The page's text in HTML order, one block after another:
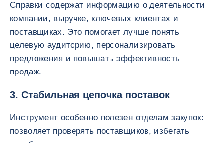
Справки содержат информацию о деятельности
компании, выручке, ключевых клиентах и
поставщиках. Это помогает лучше понять
целевую аудиторию, персонализировать
предложения и повышать эффективность
продаж.
3. Стабильная цепочка поставок
Инструмент особенно полезен отделам закупок:
позволяет проверять поставщиков, избегать